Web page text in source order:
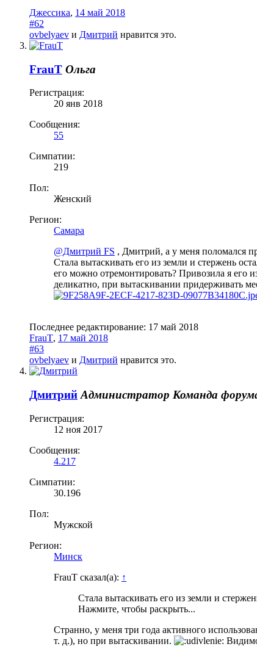
Джессика, 14 май 2018
#62
ovbelyaev и Дмитрий нравится это.
FrauT Ольга
Регистрация:
20 янв 2018
Сообщения:
55
Симпатии:
219
Пол:
Женский
Регион:
Самара
@Дмитрий FS , Дмитрий, а у меня поломался
Стала вытаскивать его из земли и стержень
его можно отремонтировать? Привозила я
деликатно, при вытаскивании придерживать
Последнее редактирование: 17 май 2018
FrauT, 17 май 2018
#63
ovbelyaev и Дмитрий нравится это.
Дмитрий Администратор Команда
Регистрация:
12 ноя 2017
Сообщения:
4.217
Симпатии:
30.196
Пол:
Мужской
Регион:
Минск
FrauT сказал(а): ↑
Стала вытаскивать его из земли и
Нажмите, чтобы раскрыть...
Странно, у меня три года активного
т. д.), но при вытаскивании.